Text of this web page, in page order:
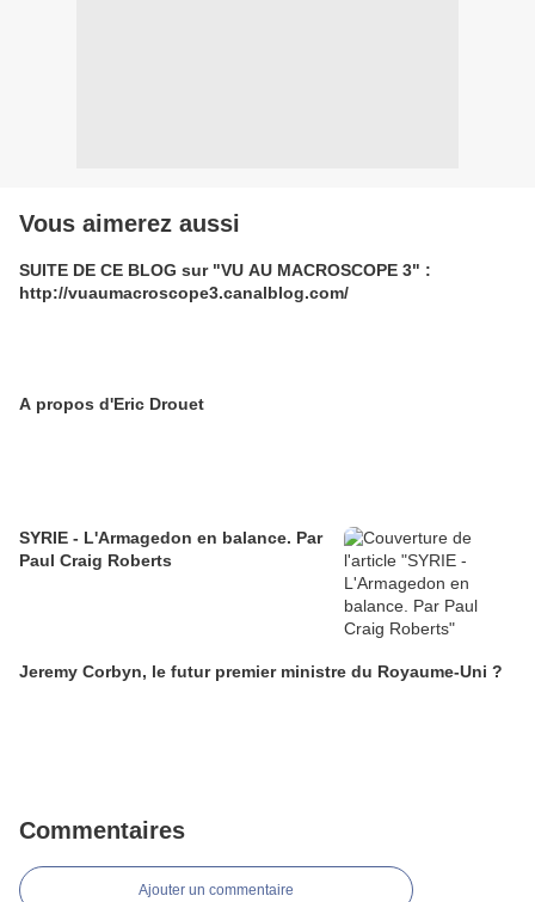
Vous aimerez aussi
SUITE DE CE BLOG sur "VU AU MACROSCOPE 3" :
http://vuaumacroscope3.canalblog.com/
A propos d'Eric Drouet
SYRIE - L'Armagedon en balance. Par
Paul Craig Roberts
Jeremy Corbyn, le futur premier ministre du Royaume-Uni ?
Commentaires
Ajouter un commentaire